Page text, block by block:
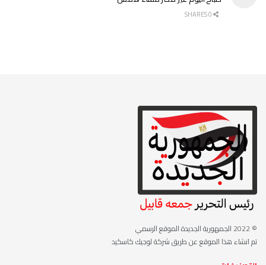
© 2022
الجمهورية الجديدة الموقع الرسمي
تم انشاء هذا الموقع عن طريق شركة لوجيك كاسكيد